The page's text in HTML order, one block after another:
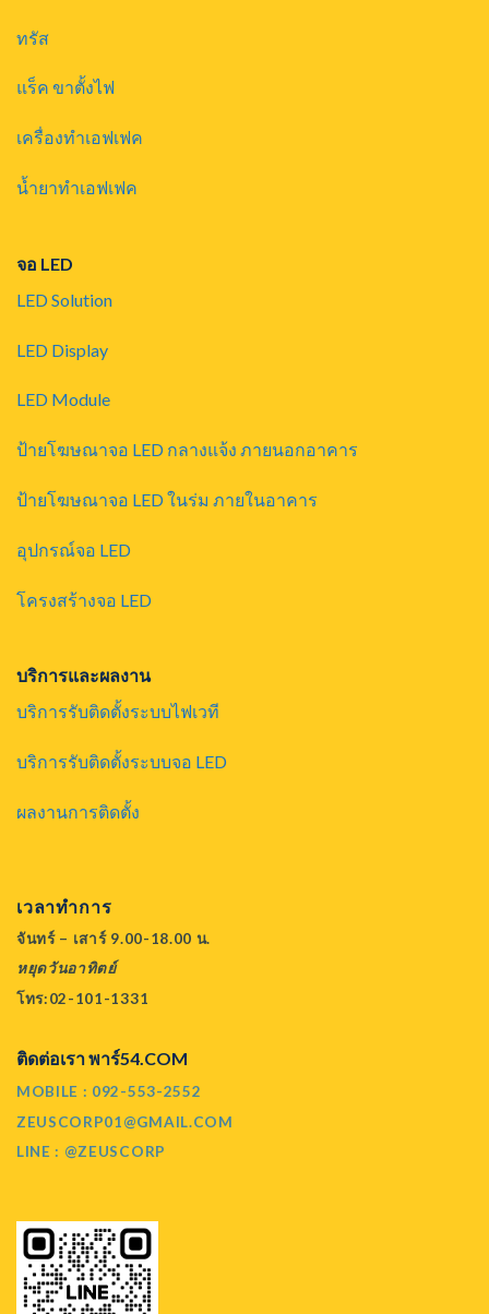
ทรัส
แร็ค ขาตั้งไฟ
เครื่องทำเอฟเฟค
น้ำยาทำเอฟเฟค
จอ LED
LED Solution
LED Display
LED Module
ป้ายโฆษณาจอ LED กลางแจ้ง ภายนอกอาคาร
ป้ายโฆษณาจอ LED ในร่ม ภายในอาคาร
อุปกรณ์จอ LED
โครงสร้างจอ LED
บริการและผลงาน
บริการรับติดตั้งระบบไฟเวที
บริการรับติดตั้งระบบจอ LED
ผลงานการติดตั้ง
เวลาทำการ
จันทร์ – เสาร์ 9.00-18.00 น.
หยุดวันอาทิตย์
โทร:02-101-1331
ติดต่อเรา พาร์54.COM
MOBILE : 092-553-2552
ZEUSCORP01@GMAIL.COM
LINE : @ZEUSCORP